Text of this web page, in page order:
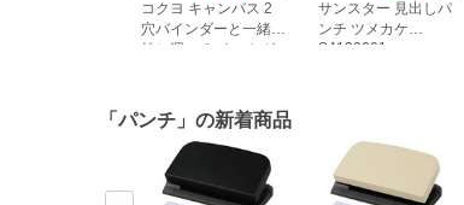
コクヨ キャンパス 2
穴バインダーと一緒に
持ち運べるパンチ グ
サンスター 見出しパ
ンチ ツメカケ
S4139291
「パンチ」の新着商品